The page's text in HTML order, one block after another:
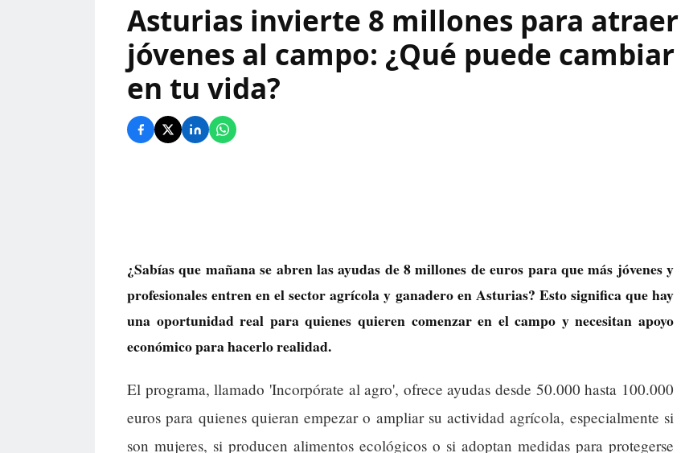
Asturias invierte 8 millones para atraer
jóvenes al campo: ¿Qué puede cambiar
en tu vida?
¿Sabías que mañana se abren las ayudas de 8 millones de euros para que más jóvenes y
profesionales entren en el sector agrícola y ganadero en Asturias? Esto significa que hay
una oportunidad real para quienes quieren comenzar en el campo y necesitan apoyo
económico para hacerlo realidad.
El programa, llamado 'Incorpórate al agro', ofrece ayudas desde 50.000 hasta 100.000
euros para quienes quieran empezar o ampliar su actividad agrícola, especialmente si
son mujeres, si producen alimentos ecológicos o si adoptan medidas para protegerse